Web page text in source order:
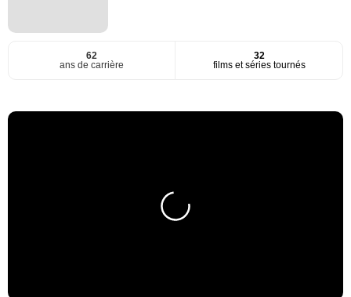
62
ans de carrière
32
films et séries tournés